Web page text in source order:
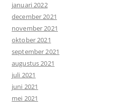
januari 2022
december 2021
november 2021
oktober 2021
september 2021
augustus 2021
juli 2021
juni 2021
mei 2021